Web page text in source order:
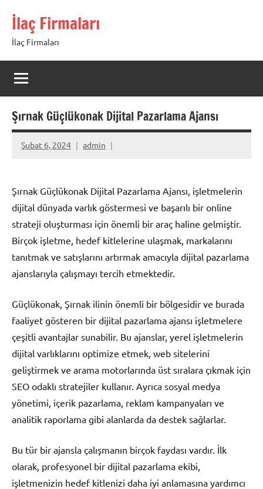
İlaç Firmaları
İlaç Firmaları
Şırnak Güçlükonak Dijital Pazarlama Ajansı
Şubat 6, 2024 admin
Şırnak Güçlükonak Dijital Pazarlama Ajansı, işletmelerin
dijital dünyada varlık göstermesi ve başarılı bir online
strateji oluşturması için önemli bir araç haline gelmiştir.
Birçok işletme, hedef kitlelerine ulaşmak, markalarını
tanıtmak ve satışlarını artırmak amacıyla dijital pazarlama
ajanslarıyla çalışmayı tercih etmektedir.
Güçlükonak, Şırnak ilinin önemli bir bölgesidir ve burada
faaliyet gösteren bir dijital pazarlama ajansı işletmelere
çeşitli avantajlar sunabilir. Bu ajanslar, yerel işletmelerin
dijital varlıklarını optimize etmek, web sitelerini
geliştirmek ve arama motorlarında üst sıralara çıkmak için
SEO odaklı stratejiler kullanır. Ayrıca sosyal medya
yönetimi, içerik pazarlama, reklam kampanyaları ve
analitik raporlama gibi alanlarda da destek sağlarlar.
Bu tür bir ajansla çalışmanın birçok faydası vardır. İlk
olarak, profesyonel bir dijital pazarlama ekibi,
işletmenizin hedef kitlenizi daha iyi anlamasına yardımcı